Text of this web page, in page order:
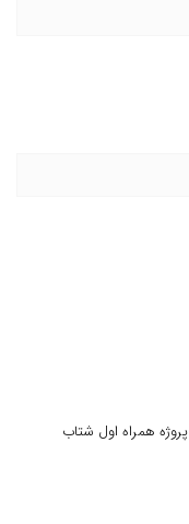
توسعه زیرساخت‌های ارتباطی ایلام با افتتاح ۷۸ پروژه همراه اول شتاب